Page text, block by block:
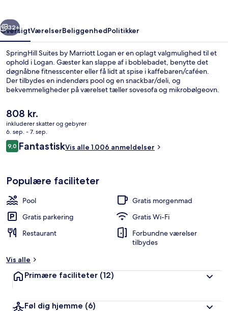
Næste
32+
OversigtVærelserBeliggenhedPolitikker
SpringHill Suites by Marriott Logan er en oplagt valgmulighed til et
ophold i Logan. Gæster kan slappe af i boblebadet, benytte det
døgnåbne fitnesscenter eller få lidt at spise i kaffebaren/caféen.
Der tilbydes en indendørs pool og en snackbar/deli, og
bekvemmeligheder på værelset tæller sovesofa og mikrobølgeovn.
Den
nuværende
pris
er
808 kr.
808 kr.
inkluderer skatter og gebyrer
6. sep. - 7. sep.
Anmeldelser
9,09,0 ud af 10.
FantastiskVis alle 1.006 anmeldelser
Populære faciliteter
Pool
Gratis morgenmad
Gratis parkering
Gratis Wi-Fi
Restaurant
Forbundne værelser
tilbydes
Vis alle
Primære faciliteter (12)
Føl dig hjemme (6)